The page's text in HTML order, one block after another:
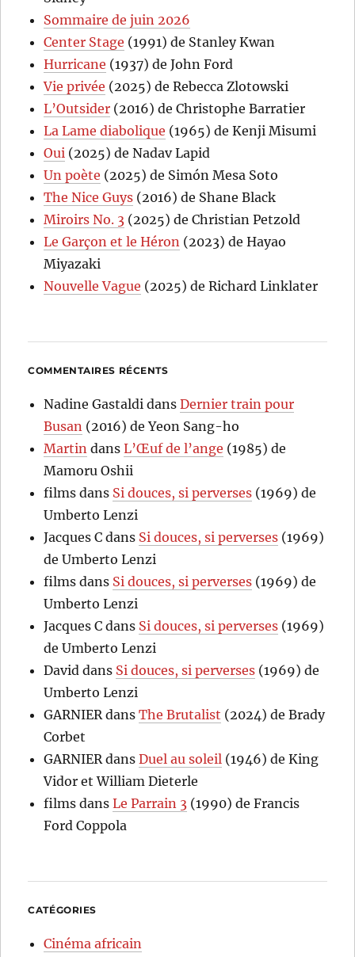
Sommaire de juin 2026
Center Stage (1991) de Stanley Kwan
Hurricane (1937) de John Ford
Vie privée (2025) de Rebecca Zlotowski
L’Outsider (2016) de Christophe Barratier
La Lame diabolique (1965) de Kenji Misumi
Oui (2025) de Nadav Lapid
Un poète (2025) de Simón Mesa Soto
The Nice Guys (2016) de Shane Black
Miroirs No. 3 (2025) de Christian Petzold
Le Garçon et le Héron (2023) de Hayao
Miyazaki
Nouvelle Vague (2025) de Richard Linklater
COMMENTAIRES RÉCENTS
Nadine Gastaldi dansDernier train pour
Busan (2016) de Yeon Sang-ho
Martin dansL’Œuf de l’ange (1985) de
Mamoru Oshii
films dans Si douces, si perverses (1969) de
Umberto Lenzi
Jacques C dans Si douces, si perverses (1969)
de Umberto Lenzi
films dans Si douces, si perverses (1969) de
Umberto Lenzi
Jacques C dans Si douces, si perverses (1969)
de Umberto Lenzi
David dans Si douces, si perverses (1969) de
Umberto Lenzi
GARNIERdansThe Brutalist (2024) de Brady
Corbet
GARNIERdansDuel au soleil (1946) de King
Vidor et William Dieterle
films dansLe Parrain 3 (1990) de Francis
Ford Coppola
CATÉGORIES
Cinéma africain